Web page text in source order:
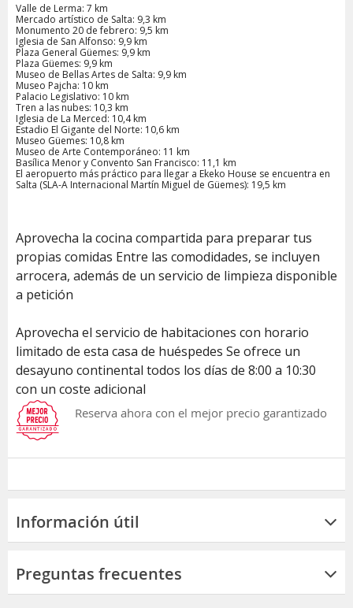
Valle de Lerma: 7 km
Mercado artístico de Salta: 9,3 km
Monumento 20 de febrero: 9,5 km
Iglesia de San Alfonso: 9,9 km
Plaza General Güemes: 9,9 km
Plaza Güemes: 9,9 km
Museo de Bellas Artes de Salta: 9,9 km
Museo Pajcha: 10 km
Palacio Legislativo: 10 km
Tren a las nubes: 10,3 km
Iglesia de La Merced: 10,4 km
Estadio El Gigante del Norte: 10,6 km
Museo Güemes: 10,8 km
Museo de Arte Contemporáneo: 11 km
Basílica Menor y Convento San Francisco: 11,1 km
El aeropuerto más práctico para llegar a Ekeko House se encuentra en
Salta (SLA-A Internacional Martín Miguel de Güemes): 19,5 km
Aprovecha la cocina compartida para preparar tus
propias comidas Entre las comodidades, se incluyen
arrocera, además de un servicio de limpieza disponible
a petición
Aprovecha el servicio de habitaciones con horario
limitado de esta casa de huéspedes Se ofrece un
desayuno continental todos los días de 8:00 a 10:30
con un coste adicional
Reserva ahora con el mejor precio garantizado
Información útil
Preguntas frecuentes